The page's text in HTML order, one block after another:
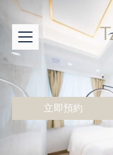
Skip
content
立即預約
立即預約